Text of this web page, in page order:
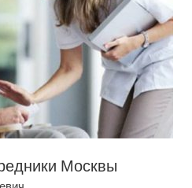
Москвы